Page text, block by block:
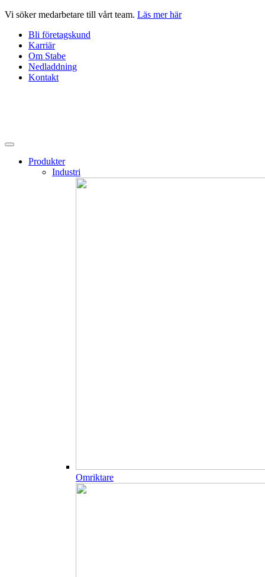
Hoppa
innehåll
Vi söker medarbetare till vårt team. Läs mer här
Bli företagskund
Karriär
Om Stabe
Nedladdning
Kontakt
Produkter
Industri
Omriktare